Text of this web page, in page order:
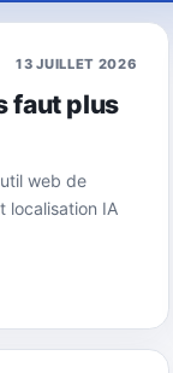
13 JUILLET 2026
faut plus
web de
localisation IA